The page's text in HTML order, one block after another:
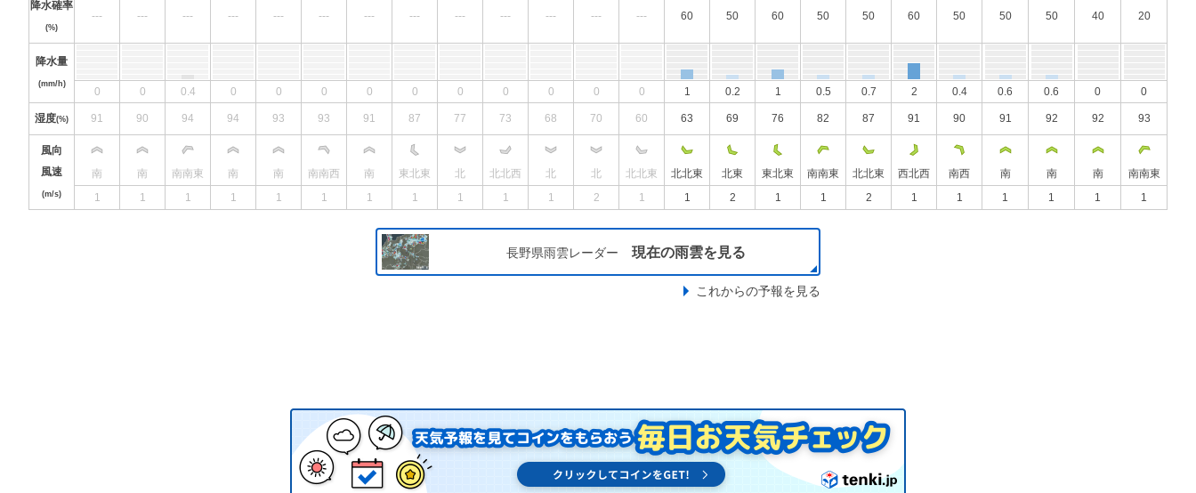
降水確率
(%)
--- --- --- --- --- --- --- --- --- --- --- --- --- 60 50 60 50 50 60 50 50 50 40 20
降水量
(mm/h)
0 0 0.4 0 0 0 0 0 0 0 0 0 0 1 0.2 1 0.5 0.7 2 0.4 0.6 0.6 0 0
湿度(%) 91 90 94 94 93 93 91 87 77 73 68 70 60 63 69 76 82 87 91 90 91 92 92 93
風向
風速
(m/s)
南 南 南南東 南 南 南南西 南 東北東 北 北北西 北 北 北北東 北北東 北東 東北東 南南東 北北東 西北西 南西 南 南 南
南南東
1
1 1 1 1 1 1 1 1 1 1 2 1 1 2 1 1 2 1 1 1 1 1 1
長野県雨雲レーダー 現在の雨雲を見る
これからの予報を見る